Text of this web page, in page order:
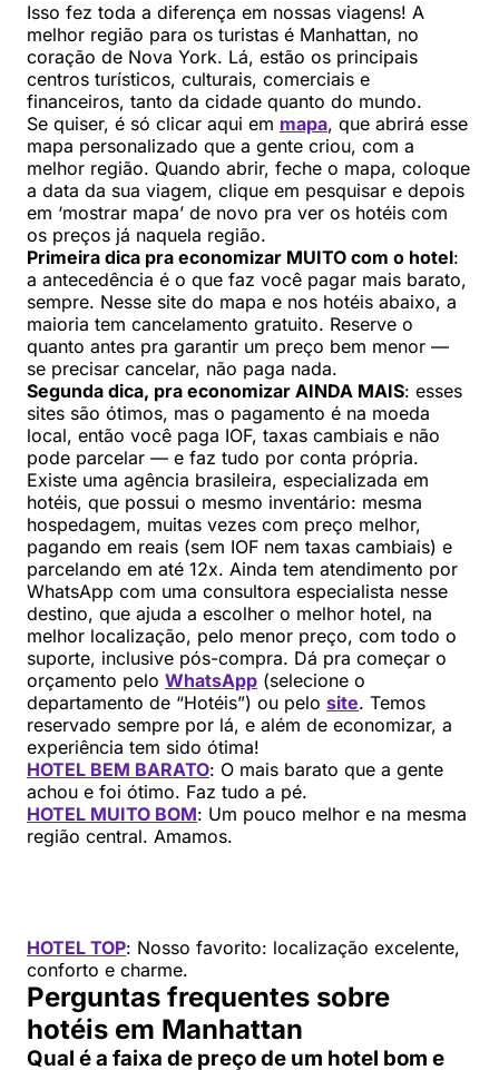
Isso fez toda a diferença em nossas viagens! A
melhor região para os turistas é Manhattan, no
coração de Nova York. Lá, estão os principais
centros turísticos, culturais, comerciais e
financeiros, tanto da cidade quanto do mundo.
Se quiser, é só clicar aqui em mapa, que abrirá esse
mapa personalizado que a gente criou, com a
melhor região. Quando abrir, feche o mapa, coloque
a data da sua viagem, clique em pesquisar e depois
em ‘mostrar mapa’ de novo pra ver os hotéis com
os preços já naquela região.
Primeira dica pra economizar MUITO com o hotel:
a antecedência é o que faz você pagar mais barato,
sempre. Nesse site do mapa e nos hotéis abaixo, a
maioria tem cancelamento gratuito. Reserve o
quanto antes pra garantir um preço bem menor —
se precisar cancelar, não paga nada.
Segunda dica, pra economizar AINDA MAIS: esses
sites são ótimos, mas o pagamento é na moeda
local, então você paga IOF, taxas cambiais e não
pode parcelar — e faz tudo por conta própria.
Existe uma agência brasileira, especializada em
hotéis, que possui o mesmo inventário: mesma
hospedagem, muitas vezes com preço melhor,
pagando em reais (sem IOF nem taxas cambiais) e
parcelando em até 12x. Ainda tem atendimento por
WhatsApp com uma consultora especialista nesse
destino, que ajuda a escolher o melhor hotel, na
melhor localização, pelo menor preço, com todo o
suporte, inclusive pós-compra. Dá pra começar o
orçamento pelo WhatsApp (selecione o
departamento de “Hotéis”) ou pelo site. Temos
reservado sempre por lá, e além de economizar, a
experiência tem sido ótima!
HOTEL BEM BARATO: O mais barato que a gente
achou e foi ótimo. Faz tudo a pé.
HOTEL MUITO BOM: Um pouco melhor e na mesma
região central. Amamos.
HOTEL TOP: Nosso favorito: localização excelente,
conforto e charme.
Perguntas frequentes sobre
hotéis em Manhattan
Qual é a faixa de preço de um hotel bom e